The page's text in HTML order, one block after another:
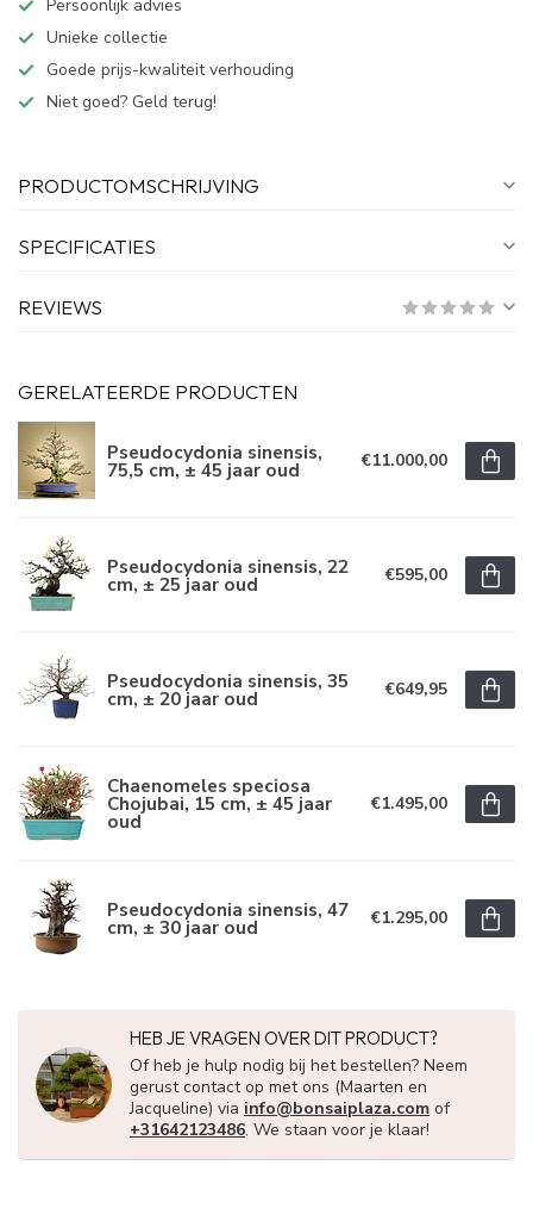
Persoonlijk advies
Unieke collectie
Goede prijs-kwaliteit verhouding
Niet goed? Geld terug!
PRODUCTOMSCHRIJVING
SPECIFICATIES
REVIEWS
GERELATEERDE PRODUCTEN
Pseudocydonia sinensis,
75,5 cm, ± 45 jaar oud €11.000,00
Pseudocydonia sinensis, 22
cm, ± 25 jaar oud €595,00
Pseudocydonia sinensis, 35
cm, ± 20 jaar oud €649,95
Chaenomeles speciosa
Chojubai, 15 cm, ± 45 jaar
oud
€1.495,00
Pseudocydonia sinensis, 47
cm, ± 30 jaar oud €1.295,00
HEB JE VRAGEN OVER DIT PRODUCT?
Of heb je hulp nodig bij het bestellen? Neem
gerust contact op met ons (Maarten en
Jacqueline) via info@bonsaiplaza.com of
+31642123486. We staan voor je klaar!